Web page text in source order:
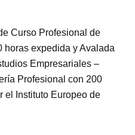
Curso Profesional de
horas expedida y Avalada
Empresariales –
Profesional con 200
el Instituto Europeo de